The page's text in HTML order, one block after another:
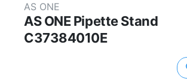
AS ONE
AS ONE Pipette Stand
C37384010E